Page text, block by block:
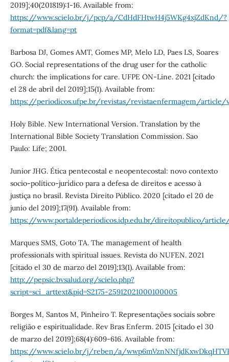
2019];40(201819):1-16. Available from:
https://www.scielo.br/j/pcp/a/CdHdFHtwH4j5WKg4xjZdKnd/?
format=pdf&lang=pt
Barbosa DJ, Gomes AMT, Gomes MP, Melo LD, Paes LS, Soares
GO. Social representations of the drug user for the catholic
church: the implications for care. UFPE ON-Line. 2021 [citado
el 28 de abril del 2019];15(1). Available from:
https://periodicos.ufpe.br/revistas/revistaenfermagem/article/
Holy Bible. New International Version. Translation by the
International Bible Society Translation Commission. Sao
Paulo: Life; 2001.
Junior JHG. Ética pentecostal e neopentecostal: novo contexto
socio-político-jurídico para a defesa de direitos e acesso à
justiça no brasil. Revista Direito Público. 2020 [citado el 20 de
junio del 2019];17(91). Available from:
https://www.portaldeperiodicos.idp.edu.br/direitopublico/
Marques SMS, Goto TA. The management of health
professionals with spiritual issues. Revista do NUFEN. 2021
[citado el 30 de marzo del 2019];13(1). Available from:
http://pepsic.bvsalud.org/scielo.php?
script=sci_arttext&pid=S2175-25912021000100005
Borges M, Santos M, Pinheiro T. Representações sociais sobre
religião e espiritualidade. Rev Bras Enferm. 2015 [citado el 30
de marzo del 2019];68(4):609-616. Available from:
https://www.scielo.br/j/reben/a/